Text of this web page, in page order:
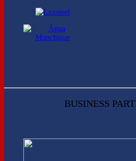
BUSINESS